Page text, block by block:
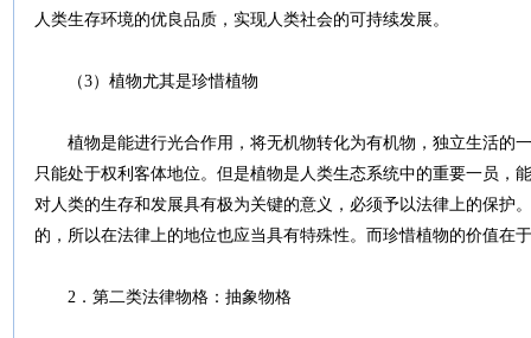
人类生存环境的优良品质，实现人类社会的可持续发展。
（3）植物尤其是珍惜植物
植物是能进行光合作用，将无机物转化为有机物，独立生活的
只能处于权利客体地位。但是植物是人类生态系统中的重要一员，
对人类的生存和发展具有极为关键的意义，必须予以法律上的保护
的，所以在法律上的地位也应当具有特殊性。而珍惜植物的价值在
2．第二类法律物格：抽象物格